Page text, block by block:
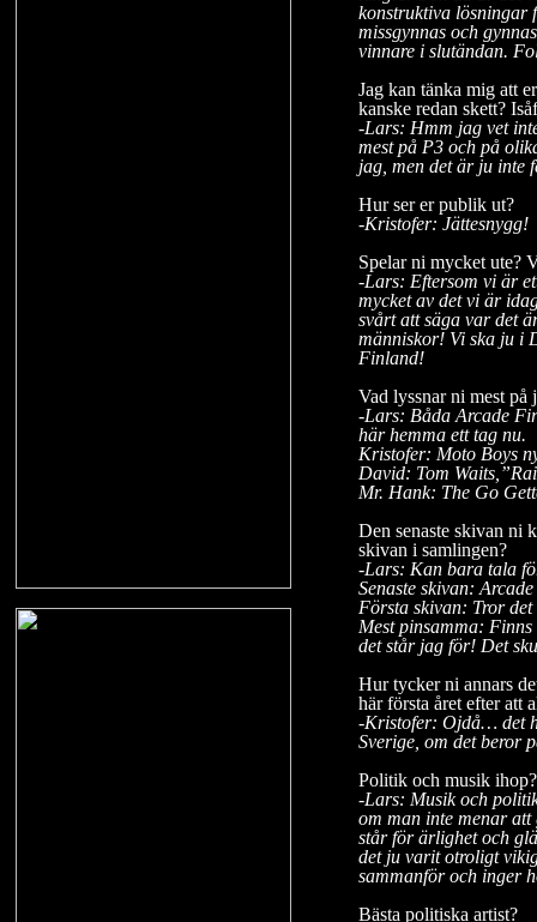
konstruktiva lösningar
missgynnas och
vinnare i slutändan.
Jag kan tänka mig att
kanske redan skett?
-Lars: Hmm jag vet
mest på P3 och på
jag, men det är ju inte
Hur ser er publik ut?
-Kristofer: Jättesnygg!
Spelar ni mycket ute?
-Lars: Eftersom vi är
mycket av det vi är
svårt att säga var det
människor! Vi ska ju i
Finland!
Vad lyssnar ni mest
-Lars: Båda Arcade
här hemma ett tag nu.
Kristofer: Moto Boys
David: Tom
Mr. Hank: The Go
Den senaste skivan ni
skivan i samlingen?
-Lars: Kan bara tala
Senaste skivan:
Första skivan: Tror
Mest pinsamma:
det står jag för! Det
Hur tycker ni annars
här första året efter att
-Kristofer: Ojdå… det
Sverige, om det beror
Politik och musik
-Lars: Musik och
om man inte menar
står för ärlighet och
det ju varit otroligt
sammanför och inger
Bästa politiska artist?